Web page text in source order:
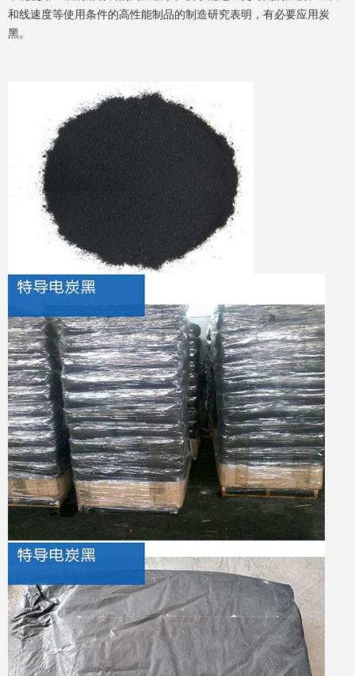
和线速度等使用条件的高性能制品的制造研究表明，有必要应用炭
黑。